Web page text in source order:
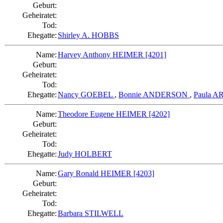
Geburt:
Geheiratet:
Tod:
Ehegatte: Shirley A. HOBBS
Name:Harvey Anthony HEIMER [4201]
Geburt:
Geheiratet:
Tod:
Ehegatte:Nancy GOEBEL , Bonnie ANDERSON , Paula
Name:Theodore Eugene HEIMER [4202]
Geburt:
Geheiratet:
Tod:
Ehegatte:Judy HOLBERT
Name:Gary Ronald HEIMER [4203]
Geburt:
Geheiratet:
Tod:
Ehegatte:Barbara STILWELL